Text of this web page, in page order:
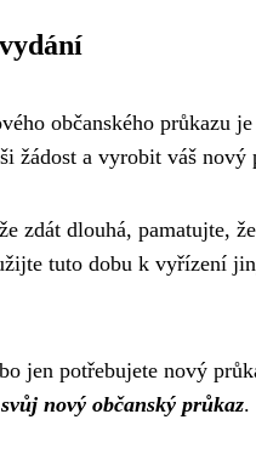
občanského průkazu
žádost a vyrobit váš
zdát dlouhá, pamatujte,
tuto dobu k vyřízení
jen potřebujete nový
nový občanský průkaz.